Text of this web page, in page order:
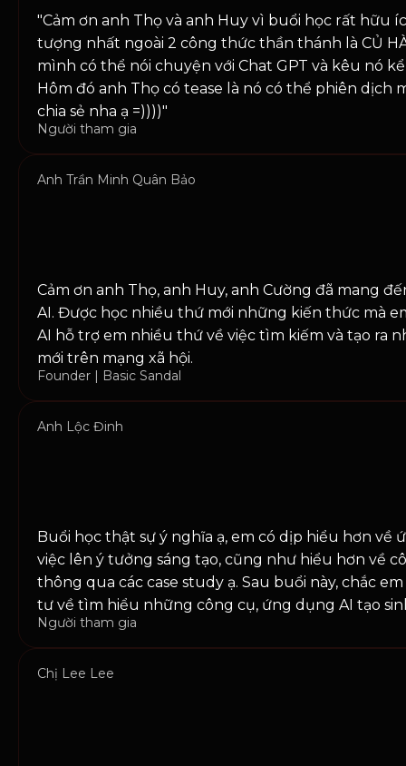
"Cảm ơn anh Thọ và anh Huy vì buổi học rất hữu
tượng nhất ngoài 2 công thức thần thánh là CỦ
mình có thể nói chuyện với Chat GPT và kêu nó
Hôm đó anh Thọ có tease là nó có thể phiên dịch
chia sẻ nha ạ =))))"
Người tham gia
Anh Trần Minh Quân Bảo
Cảm ơn anh Thọ, anh Huy, anh Cường đã mang
AI. Được học nhiều thứ mới những kiến thức mà
AI hỗ trợ em nhiều thứ về việc tìm kiếm và tạo ra
mới trên mạng xã hội.
Founder | Basic Sandal
Anh Lộc Đinh
Buổi học thật sự ý nghĩa ạ, em có dịp hiểu hơn về
việc lên ý tưởng sáng tạo, cũng như hiểu hơn về
thông qua các case study ạ. Sau buổi này, chắc
tư về tìm hiểu những công cụ, ứng dụng AI tạo
Người tham gia
Chị Lee Lee